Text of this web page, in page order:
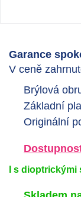
Garance
V ceně
Brýlová
Základní
Originální
I s dioptrickými